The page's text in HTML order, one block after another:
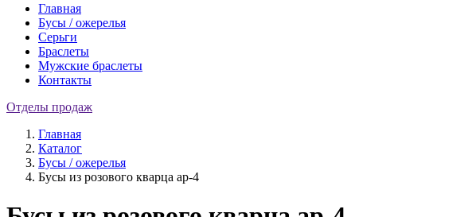
Главная
Бусы / ожерелья
Серьги
Браслеты
Мужские браслеты
Контакты
Отделы продаж
Главная
Каталог
Бусы / ожерелья
Бусы из розового кварца ар-4